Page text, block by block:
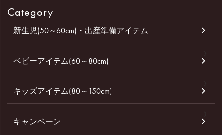
Category
新生児(50～60cm)・出産準備アイテム
ベビーアイテム(60～80cm)
キッズアイテム(80～150cm)
キャンペーン